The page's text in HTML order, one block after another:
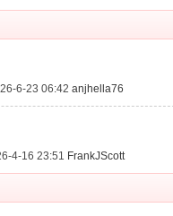
6-23 06:42 anjhella76
4-16 23:51 FrankJScott